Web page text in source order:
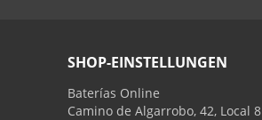
SHOP-EINSTELLUNGEN
Baterías Online
Camino de Algarrobo, 42, Local 8